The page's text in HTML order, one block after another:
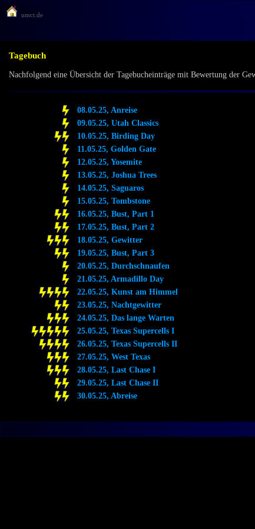
umct.de
Tagebuch
Nachfolgend eine Übersicht der Tagebucheinträge mit Bewertung der
08.05.25, Anreise
09.05.25, Utah Classics
10.05.25, Birding Day
11.05.25, Golden Gate
12.05.25, Yosemite
13.05.25, Joshua Trees
14.05.25, Saguaros
15.05.25, Tombstone
16.05.25, Bust, Part 1
17.05.25, Bust, Part 2
18.05.25, Gewitter
19.05.25, Bust, Part 3
20.05.25, Durchschnaufen
21.05.25, Armadillo Day
22.05.25, Kunst am Himmel
23.05.25, Nachtgewitter
24.05.25, Das lange Warten
25.05.25, Texas Supercells I
26.05.25, Texas Supercells II
27.05.25, West Texas
28.05.25, Last Chase I
29.05.25, Last Chase II
30.05.25, Abreise